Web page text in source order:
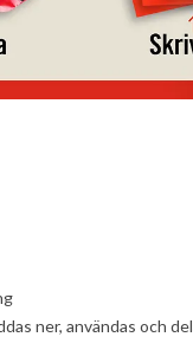
ner, användas och